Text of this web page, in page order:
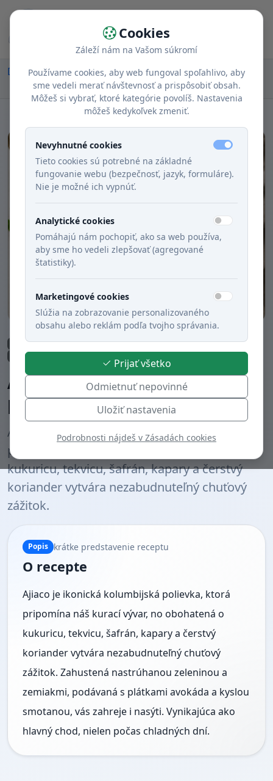
Domov Recepty Chody
Obed
Ajiaco – kolumbijská kuracia polievka
Obed Polievky Večera Exotické jedlá
Zeleninové jedlá
Kuracie mäso
Ajiaco – kolumbijská kuracia
polievka
Ajiaco je ikonická kolumbijská polievka, ktorá
pripomína náš kurací vývar, no obohatená o
kukuricu, tekvicu, šafrán, kapary a čerstvý
koriander vytvára nezabudnuteľný chuťový
zážitok.
Popis krátke predstavenie receptu
O recepte
Ajiaco je ikonická kolumbijská polievka, ktorá
pripomína náš kurací vývar, no obohatená o
kukuricu, tekvicu, šafrán, kapary a čerstvý
koriander vytvára nezabudnuteľný chuťový
zážitok. Zahustená nastrúhanou zeleninou a
zemiakmi, podávaná s plátkami avokáda a kyslou
smotanou, vás zahreje i nasýti. Vynikajúca ako
hlavný chod, nielen počas chladných dní.
Cookies
Záleží nám na Vašom súkromí
Používame cookies, aby web fungoval spoľahlivo, aby
sme vedeli merať návštevnosť a prispôsobiť obsah.
Môžeš si vybrať, ktoré kategórie povolíš. Nastavenia
môžeš kedykoľvek zmeniť.
Nevyhnutné cookies
Tieto cookies sú potrebné na základné
fungovanie webu (bezpečnosť, jazyk, formuláre).
Nie je možné ich vypnúť.
Analytické cookies
Pomáhajú nám pochopiť, ako sa web používa,
aby sme ho vedeli zlepšovať (agregované
štatistiky).
Marketingové cookies
Slúžia na zobrazovanie personalizovaného
obsahu alebo reklám podľa tvojho správania.
Prijať všetko
Odmietnuť nepovinné
Uložiť nastavenia
Podrobnosti nájdeš v Zásadách cookies